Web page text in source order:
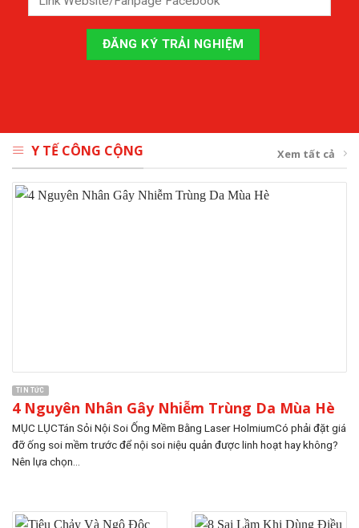
Y TẾ CÔNG CỘNG Xem tất cả
TIN TỨC
4 Nguyên Nhân Gây Nhiễm Trùng Da Mùa Hè
MỤC LỤCTán Sỏi Nội Soi Ống Mềm Bằng Laser HolmiumCó phải đặt giá
đỡ ống soi mềm trước để nội soi niệu quản được linh hoạt hay không?
Nên lựa chọn...